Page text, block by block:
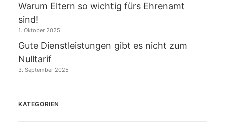
Warum Eltern so wichtig fürs Ehrenamt
sind!
1. Oktober 2025
Gute Dienstleistungen gibt es nicht zum
Nulltarif
3. September 2025
KATEGORIEN